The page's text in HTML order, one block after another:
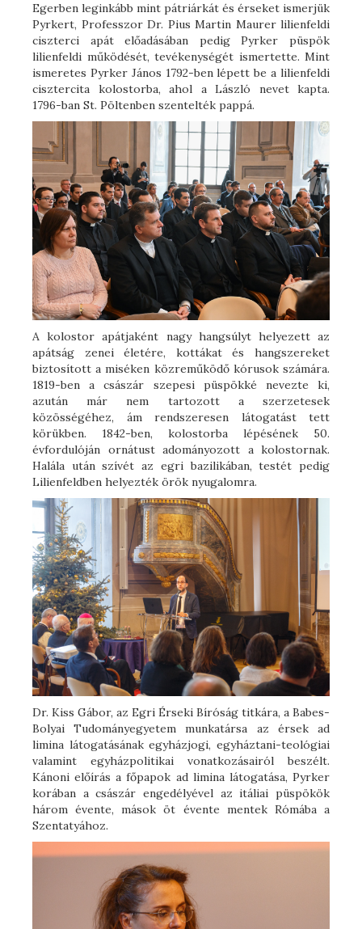
Egerben leginkább mint pátriárkát és érseket ismerjük
Pyrkert, Professzor Dr. Pius Martin Maurer lilienfeldi
ciszterci apát előadásában pedig Pyrker püspök
lilienfeldi működését, tevékenységét ismertette. Mint
ismeretes Pyrker János 1792-ben lépett be a lilienfeldi
cisztercita kolostorba, ahol a László nevet kapta.
1796-ban St. Pöltenben szentelték pappá.
A kolostor apátjaként nagy hangsúlyt helyezett az
apátság zenei életére, kottákat és hangszereket
biztosított a miséken közreműködő kórusok számára.
1819-ben a császár szepesi püspökké nevezte ki,
azután már nem tartozott a szerzetesek
közösségéhez, ám rendszeresen látogatást tett
körükben. 1842-ben, kolostorba lépésének 50.
évfordulóján ornátust adományozott a kolostornak.
Halála után szívét az egri bazilikában, testét pedig
Lilienfeldben helyezték örök nyugalomra.
Dr. Kiss Gábor, az Egri Érseki Bíróság titkára, a Babes-
Bolyai Tudományegyetem munkatársa az érsek ad
limina látogatásának egyházjogi, egyháztani-teológiai
valamint egyházpolitikai vonatkozásairól beszélt.
Kánoni előírás a főpapok ad limina látogatása, Pyrker
korában a császár engedélyével az itáliai püspökök
három évente, mások öt évente mentek Rómába a
Szentatyához.